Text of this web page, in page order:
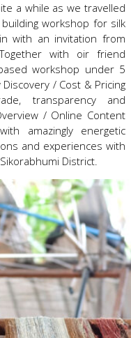
a while as we travelled
workshop for silk
with an invitation from
with oir friend
workshop under 5
/ Cost & Pricing
transparency and
/ Online Content
amazingly energetic
and experiences with
District.